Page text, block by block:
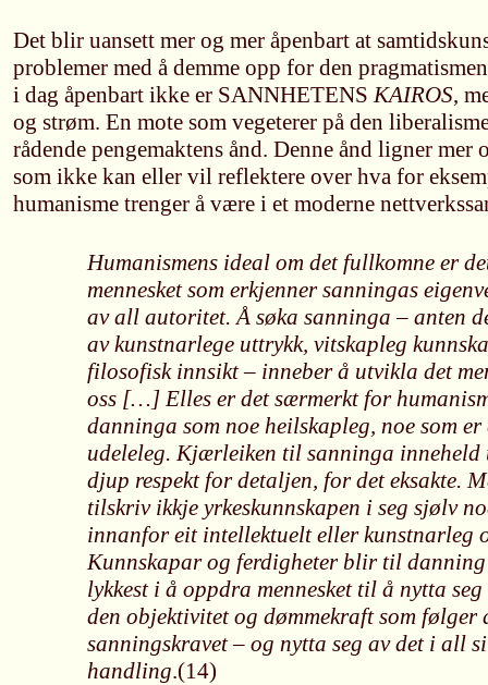
Det blir uansett mer og mer åpenbart at
problemer med å demme opp for den
i dag åpenbart ikke er SANNHETENSKAIROS,
og strøm. En mote som vegeterer på den
rådende pengemaktens ånd. Denne ånd ligner mer
som ikke kan eller vil reflektere over hva for
humanisme trenger å være i et moderne
Humanismens ideal om det fullkomne er
mennesket som erkjenner sanningas
av all autoritet. Å søka sanninga – anten
av kunstnarlege uttrykk, vitskapleg
filosofisk innsikt – inneber å utvikla det
oss […] Elles er det særmerkt for
danninga som noe heilskapleg, noe som
udeleleg. Kjærleiken til sanninga inneheld
djup respekt for detaljen, for det eksakte.
tilskriv ikkje yrkeskunnskapen i seg sjølv
innanfor eit intellektuelt eller kunstnarleg
Kunnskapar og ferdigheter blir til
lykkest i å oppdra mennesket til å nytta
den objektivitet og dømmekraft som følger
sanningskravet – og nytta seg av det i all
handling.(14)